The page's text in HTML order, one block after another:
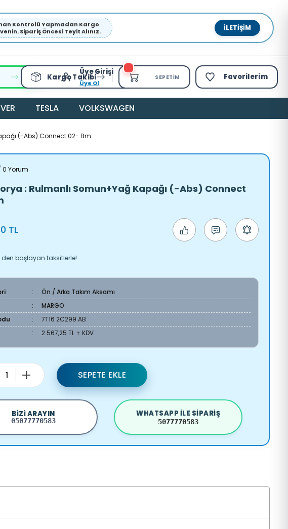
Kontrolü Yapmadan Kargo
Sipariş Öncesi Teyit Alınız.
İLETIŞIM
Kargo Takibi
Üye Girişi
Üye Ol
SEPETIM Favorilerim
TESLA VOLKSWAGEN
(-Abs) Connect 02- Bm
0 Yorum
: Rulmanlı Somun+Yağ Kapağı (-Abs) Connect
TL
den başlayan taksitlerle!
Ön / Arka Takım Aksamı
MARGO
7T16 2C299 AB
2.567,25 TL + KDV
SEPETE EKLE
BIZI ARAYIN
05077770583
WHATSAPP ILE SIPARIŞ
5077770583